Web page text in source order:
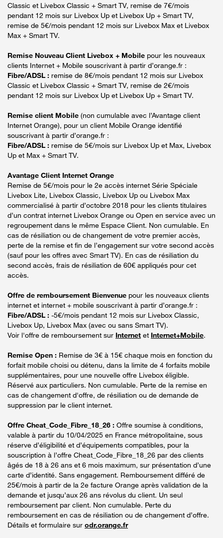
Classic et Livebox Classic + Smart TV, remise de 7€/mois
pendant 12 mois sur Livebox Up et Livebox Up + Smart TV,
remise de 5€/mois pendant 12 mois sur Livebox Max et Livebox
Max + Smart TV.
Remise Nouveau Client Livebox + Mobile pour les nouveaux
clients Internet + Mobile souscrivant à partir d’orange.fr :
Fibre/ADSL : remise de 8€/mois pendant 12 mois sur Livebox
Classic et Livebox Classic + Smart TV, remise de 2€/mois
pendant 12 mois sur Livebox Up et Livebox Up + Smart TV.
Remise client Mobile (non cumulable avec l’Avantage client
Internet Orange), pour un client Mobile Orange identifié
souscrivant à partir d’orange.fr :
Fibre/ADSL : remise de 5€/mois sur Livebox Up et Max, Livebox
Up et Max + Smart TV.
Avantage Client Internet Orange
Remise de 5€/mois pour le 2e accès internet Série Spéciale
Livebox Lite, Livebox Classic, Livebox Up ou Livebox Max
commercialisé à partir d’octobre 2018 pour les clients titulaires
d’un contrat internet Livebox Orange ou Open en service avec un
regroupement dans le même Espace Client. Non cumulable. En
cas de résiliation ou de changement de votre premier accès,
perte de la remise et fin de l’engagement sur votre second accès
(sauf pour les offres avec Smart TV). En cas de résiliation du
second accès, frais de résiliation de 60€ appliqués pour cet
accès.
Offre de remboursement Bienvenue pour les nouveaux clients
internet et internet + mobile souscrivant à partir d’orange.fr :
Fibre/ADSL : -5€/mois pendant 12 mois sur Livebox Classic,
Livebox Up, Livebox Max (avec ou sans Smart TV).
Voir l'offre de remboursement sur Internet et Internet+Mobile.
Remise Open : Remise de 3€ à 15€ chaque mois en fonction du
forfait mobile choisi ou détenu, dans la limite de 4 forfaits mobile
supplémentaires, pour une nouvelle offre Livebox éligible.
Réservé aux particuliers. Non cumulable. Perte de la remise en
cas de changement d'offre, de résiliation ou de demande de
suppression par le client internet.
Offre Cheat_Code_Fibre_18_26 : Offre soumise à conditions,
valable à partir du 10/04/2025 en France métropolitaine, sous
réserve d’éligibilité et d’équipements compatibles, pour la
souscription à l’offre Cheat_Code_Fibre_18_26 par des clients
âgés de 18 à 26 ans et 6 mois maximum, sur présentation d’une
carte d’identité. Sans engagement. Remboursement différé de
25€/mois à partir de la 2e facture Orange après validation de la
demande et jusqu’aux 26 ans révolus du client. Un seul
remboursement par client. Non cumulable. Perte du
remboursement en cas de résiliation ou de changement d’offre.
Détails et formulaire sur odr.orange.fr